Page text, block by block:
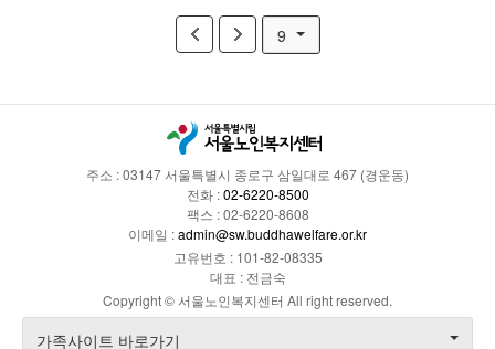
9
주소 : 03147 서울특별시 종로구 삼일대로 467 (경운동)
전화 :02-6220-8500
팩스 : 02-6220-8608
이메일 :admin@sw.buddhawelfare.or.kr
고유번호 : 101-82-08335
대표 : 전금숙
Copyright © 서울노인복지센터 All right reserved.
가족사이트 바로가기